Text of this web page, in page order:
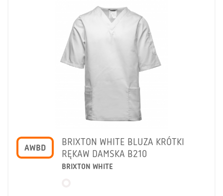
AWBD
BRIXTON WHITE BLUZA KRÓTKI
RĘKAW DAMSKA B210
BRIXTON WHITE